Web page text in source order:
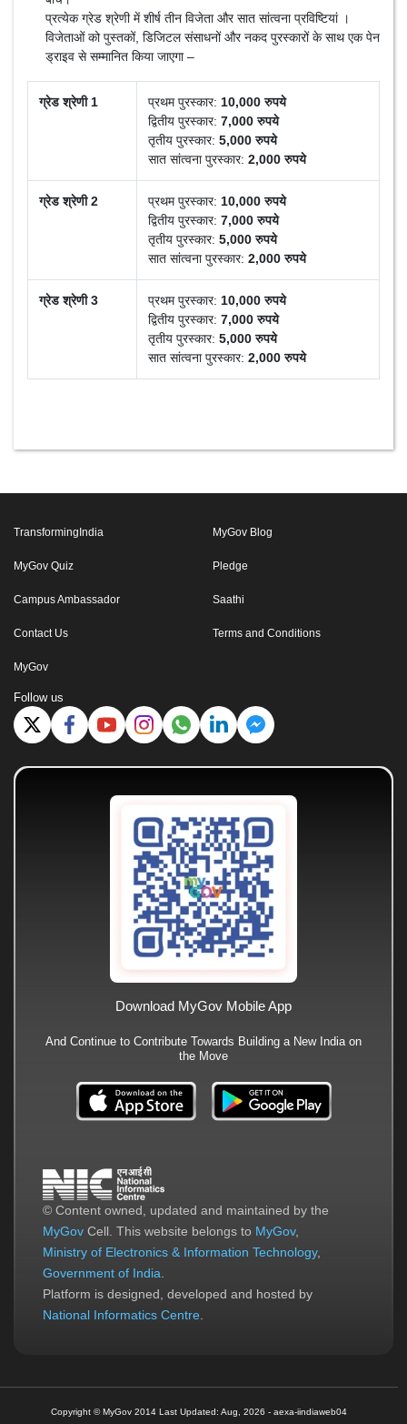
प्रत्येक ग्रेड श्रेणी में शीर्ष तीन विजेता और सात सांत्वना प्रविष्टियां ।
विजेताओं को पुस्तकों, डिजिटल संसाधनों और नकद पुरस्कारों के साथ एक पेन
ड्राइव से सम्मानित किया जाएगा –
ग्रेड श्रेणी 1 प्रथम पुरस्कार: 10,000 रुपये
द्वितीय पुरस्कार: 7,000 रुपये
तृतीय पुरस्कार: 5,000 रुपये
सात सांत्वना पुरस्कार: 2,000 रुपये
ग्रेड श्रेणी 2 प्रथम पुरस्कार: 10,000 रुपये
द्वितीय पुरस्कार: 7,000 रुपये
तृतीय पुरस्कार: 5,000 रुपये
सात सांत्वना पुरस्कार: 2,000 रुपये
ग्रेड श्रेणी 3 प्रथम पुरस्कार: 10,000 रुपये
द्वितीय पुरस्कार: 7,000 रुपये
तृतीय पुरस्कार: 5,000 रुपये
सात सांत्वना पुरस्कार: 2,000 रुपये
TransformingIndia MyGov Blog
MyGov Quiz Pledge
Campus Ambassador Saathi
Contact Us Terms and Conditions
MyGov
Follow us
© Content owned, updated and maintained by the
MyGov Cell. This website belongs to MyGov,
Ministry of Electronics & Information Technology,
Government of India.
Platform is designed, developed and hosted by
National Informatics Centre.
Download MyGov Mobile App
And Continue to Contribute Towards Building a New India on
the Move
Copyright © MyGov 2014 Last Updated: Aug, 2026 - aexa-iindiaweb04